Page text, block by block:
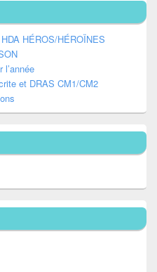
HÉROS/HÉROÏNES
l’année
et DRAS CM1/CM2